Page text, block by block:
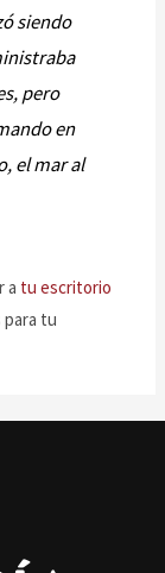
siendo
pero
en
el mar al
a tu escritorio
para tu